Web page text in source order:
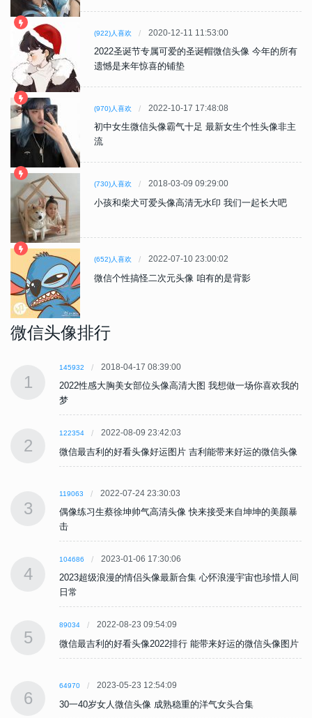
(922)人喜欢 2020-12-11 11:53:00
2022圣诞节专属可爱的圣诞帽微信头像 今年的所有
遗憾是来年惊喜的铺垫
(970)人喜欢 2022-10-17 17:48:08
初中女生微信头像霸气十足 最新女生个性头像非主
流
(730)人喜欢 2018-03-09 09:29:00
小孩和柴犬可爱头像高清无水印 我们一起长大吧
(652)人喜欢 2022-07-10 23:00:02
微信个性搞怪二次元头像 咱有的是背影
微信头像排行
1
145932 2018-04-17 08:39:00
2022性感大胸美女部位头像高清大图 我想做一场你喜欢我的
梦
2
122354 2022-08-09 23:42:03
微信最吉利的好看头像好运图片 吉利能带来好运的微信头像
3
119063 2022-07-24 23:30:03
偶像练习生蔡徐坤帅气高清头像 快来接受来自坤坤的美颜暴
击
4
104686 2023-01-06 17:30:06
2023超级浪漫的情侣头像最新合集 心怀浪漫宇宙也珍惜人间
日常
5
89034 2022-08-23 09:54:09
微信最吉利的好看头像2022排行 能带来好运的微信头像图片
6
64970 2023-05-23 12:54:09
30一40岁女人微信头像 成熟稳重的洋气女头合集